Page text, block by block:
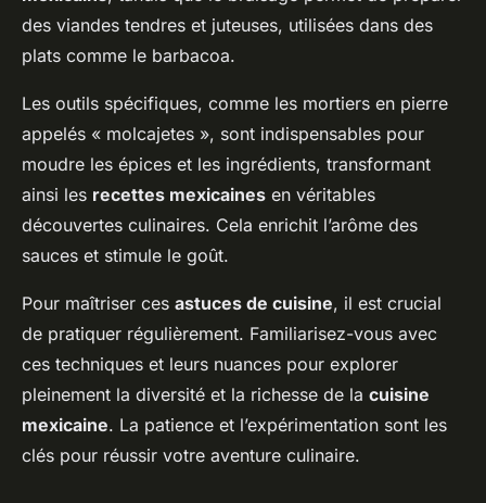
des viandes tendres et juteuses, utilisées dans des
plats comme le barbacoa.
Les outils spécifiques, comme les mortiers en pierre
appelés « molcajetes », sont indispensables pour
moudre les épices et les ingrédients, transformant
ainsi les recettes mexicaines en véritables
découvertes culinaires. Cela enrichit l’arôme des
sauces et stimule le goût.
Pour maîtriser ces astuces de cuisine, il est crucial
de pratiquer régulièrement. Familiarisez-vous avec
ces techniques et leurs nuances pour explorer
pleinement la diversité et la richesse de la cuisine
mexicaine. La patience et l’expérimentation sont les
clés pour réussir votre aventure culinaire.